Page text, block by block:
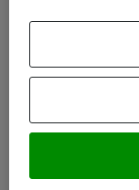
Atea kontaktid
Jälgi meid
LinkedIn